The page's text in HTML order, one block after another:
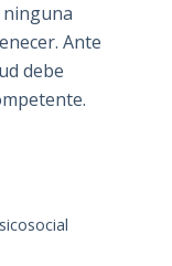
Ante
debe